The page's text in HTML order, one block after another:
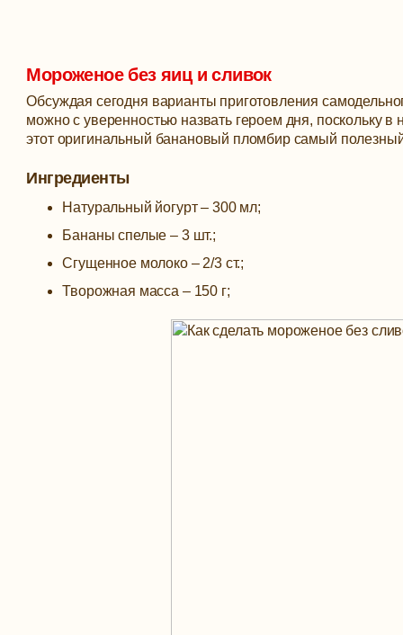
Мороженое без яиц и сливок
Обсуждая сегодня варианты приготовления
можно с уверенностью назвать героем дня, поскольку
этот оригинальный банановый пломбир самый
Ингредиенты
Натуральный йогурт – 300 мл;
Бананы спелые – 3 шт.;
Сгущенное молоко – 2/3 ст.;
Творожная масса – 150 г;